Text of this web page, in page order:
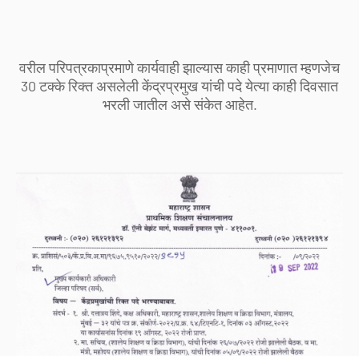
वरील परिपत्रकाप्रमाणे कार्यवाही झाल्यास काही प्रमाणात म्हणजेच
30 टक्के रिक्त असलेली केंद्रप्रमुख यांची पदे येत्या काही दिवसात
भरली जातील असे संकेत आहेत.